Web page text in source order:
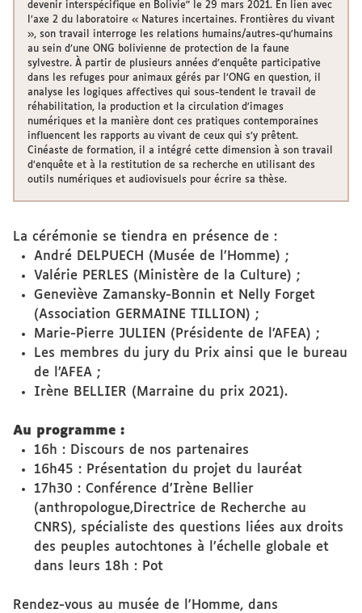
devenir interspécifique en Bolivie" le 29 mars 2021. En lien avec
l’axe 2 du laboratoire « Natures incertaines. Frontières du vivant
», son travail interroge les relations humains/autres-qu’humains
au sein d’une ONG bolivienne de protection de la faune
sylvestre. À partir de plusieurs années d’enquête participative
dans les refuges pour animaux gérés par l’ONG en question, il
analyse les logiques affectives qui sous-tendent le travail de
réhabilitation, la production et la circulation d’images
numériques et la manière dont ces pratiques contemporaines
influencent les rapports au vivant de ceux qui s’y prêtent.
Cinéaste de formation, il a intégré cette dimension à son travail
d’enquête et à la restitution de sa recherche en utilisant des
outils numériques et audiovisuels pour écrire sa thèse.
La cérémonie se tiendra en présence de :
André DELPUECH (Musée de l’Homme) ;
Valérie PERLES (Ministère de la Culture) ;
Geneviève Zamansky-Bonnin et Nelly Forget
(Association GERMAINE TILLION) ;
Marie-Pierre JULIEN (Présidente de l’AFEA) ;
Les membres du jury du Prix ainsi que le bureau
de l’AFEA ;
Irène BELLIER (Marraine du prix 2021).
Au programme :
16h : Discours de nos partenaires
16h45 : Présentation du projet du lauréat
17h30 : Conférence d’Irène Bellier
(anthropologue,Directrice de Recherche au
CNRS), spécialiste des questions liées aux droits
des peuples autochtones à l’échelle globale et
dans leurs 18h : Pot
Rendez-vous au musée de l'Homme, dans